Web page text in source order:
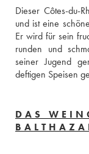
Dieser Côtes-du-
und ist eine
Er wird für sein
runden und
seiner Jugend
deftigen Speisen
DAS